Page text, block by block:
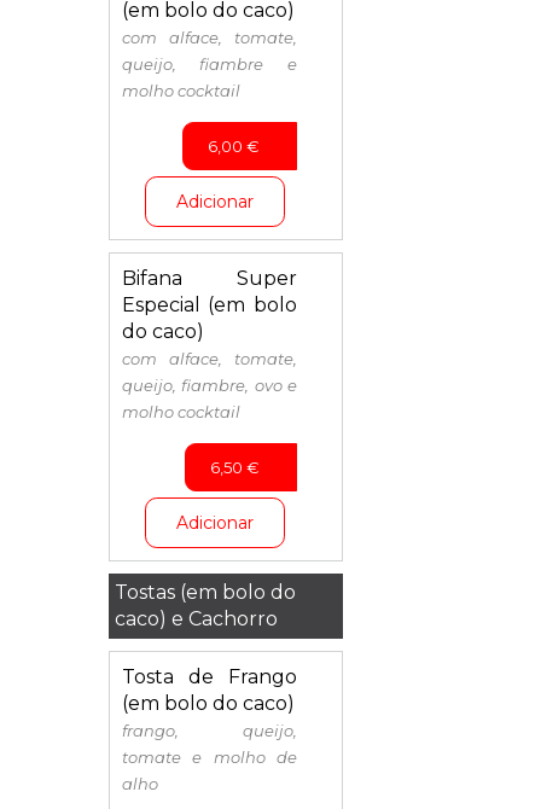
(em bolo do caco)
com alface, tomate,
queijo, fiambre e
molho cocktail
6,00 €
Adicionar
Bifana Super
Especial (em bolo
do caco)
com alface, tomate,
queijo, fiambre, ovo e
molho cocktail
6,50 €
Adicionar
Tostas (em bolo do
caco) e Cachorro
Tosta de Frango
(em bolo do caco)
frango, queijo,
tomate e molho de
alho